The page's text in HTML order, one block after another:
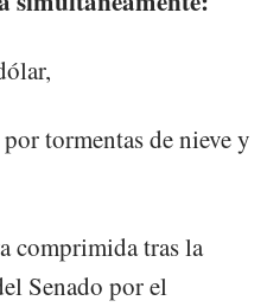
tormentas de nieve y
comprimida tras la
Senado por el